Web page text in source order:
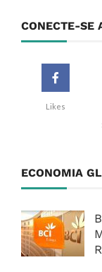
CONECTE-SE
Likes
ECONOMIA